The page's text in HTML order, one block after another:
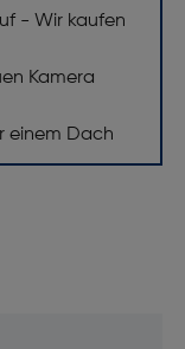
x 2160
- Wir kaufen
Kamera
einem Dach